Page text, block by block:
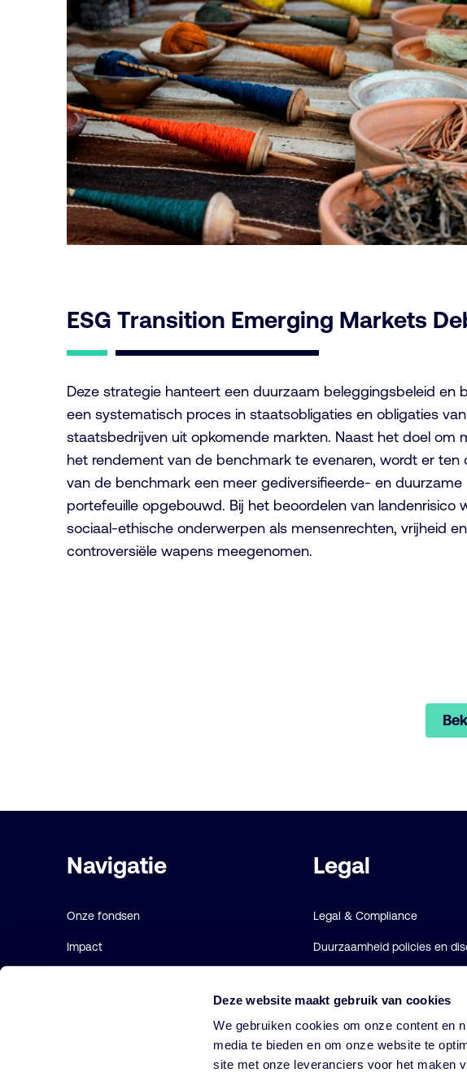
Deze website maakt gebruik van cookies
We gebruiken cookies om onze content en
media te bieden en om onze website te
site met onze leveranciers voor het maken
ESG Transition Emerging Markets
Deze strategie hanteert een duurzaam beleggingsbeleid en
een systematisch proces in staatsobligaties en obligaties van
staatsbedrijven uit opkomende markten. Naast het doel om
het rendement van de benchmark te evenaren, wordt er ten
van de benchmark een meer gediversifieerde- en duurzame
portefeuille opgebouwd. Bij het beoordelen van landenrisico
sociaal-ethische onderwerpen als mensenrechten, vrijheid en
controversiële wapens meegenomen.
links
Navigatie
Onze fondsen
Impact
Legal
Legal & Compliance
Duurzaamheid policies en
Cookie verklaring